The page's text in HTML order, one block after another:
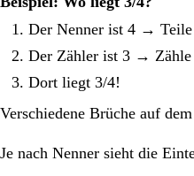
Der Nenner ist 4 → Teile
Der Zähler ist 3 → Zähle
Dort liegt 3/4!
Verschiedene Brüche auf
Je nach Nenner sieht die